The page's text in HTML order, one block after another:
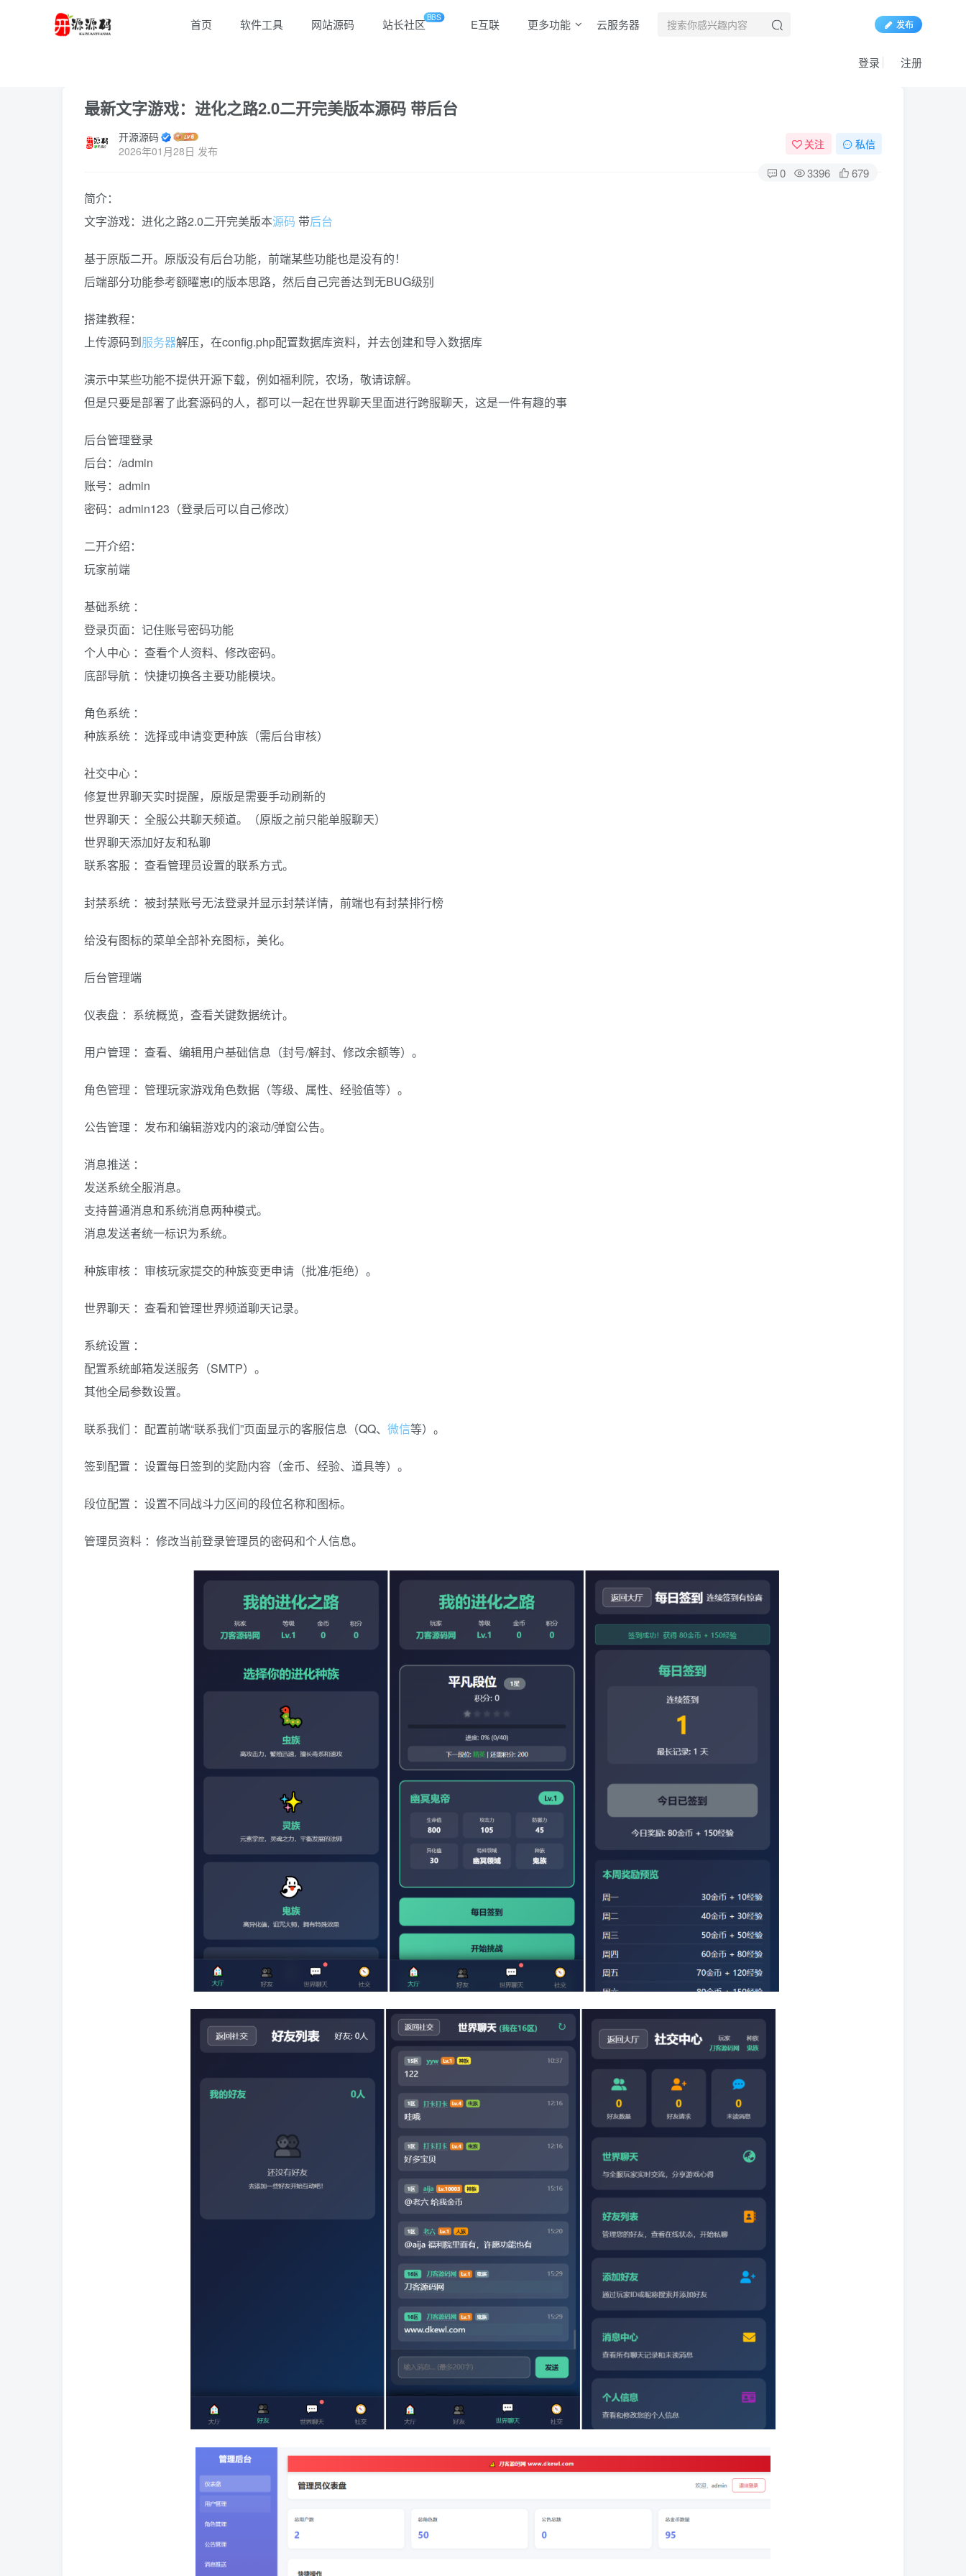
首页 软件工具 网站源码 站长社区BBS E互联 更多功能 云服务器 发布
登录 注册
最新文字游戏：进化之路2.0二开完美版本源码 带后台
开源源码
2026年01月28日 发布
关注 私信
0 3396 679
简介：
文字游戏：进化之路2.0二开完美版本源码 带后台
基于原版二开。原版没有后台功能，前端某些功能也是没有的！
后端部分功能参考额曜崽i的版本思路，然后自己完善达到无BUG级别
搭建教程：
上传源码到服务器解压，在config.php配置数据库资料，并去创建和导入数据库
演示中某些功能不提供开源下载，例如福利院，农场，敬请谅解。
但是只要是部署了此套源码的人，都可以一起在世界聊天里面进行跨服聊天，这是一件有趣的事
后台管理登录
后台：/admin
账号：admin
密码：admin123（登录后可以自己修改）
二开介绍：
玩家前端
基础系统 ：
登录页面：记住账号密码功能
个人中心 ：查看个人资料、修改密码。
底部导航 ：快捷切换各主要功能模块。
角色系统 ：
种族系统 ：选择或申请变更种族（需后台审核）
社交中心 ：
修复世界聊天实时提醒，原版是需要手动刷新的
世界聊天 ：全服公共聊天频道。（原版之前只能单服聊天）
世界聊天添加好友和私聊
联系客服 ：查看管理员设置的联系方式。
封禁系统 ：被封禁账号无法登录并显示封禁详情，前端也有封禁排行榜
给没有图标的菜单全部补充图标，美化。
后台管理端
仪表盘 ：系统概览，查看关键数据统计。
用户管理 ：查看、编辑用户基础信息（封号/解封、修改余额等）。
角色管理 ：管理玩家游戏角色数据（等级、属性、经验值等）。
公告管理 ：发布和编辑游戏内的滚动/弹窗公告。
消息推送 ：
发送系统全服消息。
支持普通消息和系统消息两种模式。
消息发送者统一标识为系统。
种族审核 ：审核玩家提交的种族变更申请（批准/拒绝）。
世界聊天 ：查看和管理世界频道聊天记录。
系统设置 ：
配置系统邮箱发送服务（SMTP）。
其他全局参数设置。
联系我们 ：配置前端“联系我们”页面显示的客服信息（QQ、 微信等）。
签到配置 ：设置每日签到的奖励内容（金币、经验、道具等）。
段位配置 ：设置不同战斗力区间的段位名称和图标。
管理员资料 ：修改当前登录管理员的密码和个人信息。